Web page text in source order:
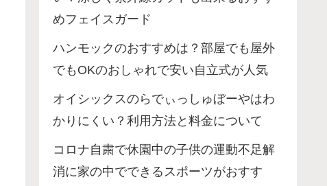
めフェイスガード
ハンモックのおすすめは？部屋でも屋外
でもOKのおしゃれで安い自立式が人気
オイシックスのらでぃっしゅぼーやはわ
かりにくい？利用方法と料金について
コロナ自粛で休園中の子供の運動不足解
消に家の中でできるスポーツがおすす